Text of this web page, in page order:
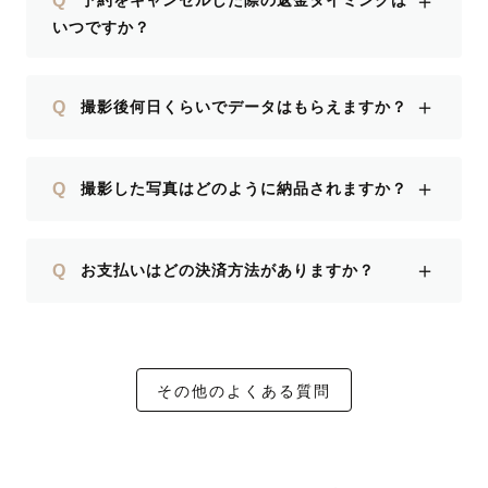
いつですか？
Q 撮影後何日くらいでデータはもらえますか？ ＋
Q 撮影した写真はどのように納品されますか？ ＋
Q お支払いはどの決済方法がありますか？ ＋
その他のよくある質問